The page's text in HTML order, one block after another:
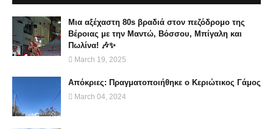
Μια αξέχαστη 80s βραδιά στον πεζόδρομο της
Βέροιας με την Μαντώ, Βόσσου, Μπίγαλη και
Πωλίνα! 🎶✨
March 19, 2025
Απόκριες: Πραγματοποιήθηκε ο Κεριώτικος Γάμος
March 04, 2024